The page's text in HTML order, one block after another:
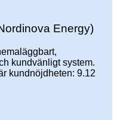
Energy)
kundvänligt system.
kundnöjdheten: 9.12